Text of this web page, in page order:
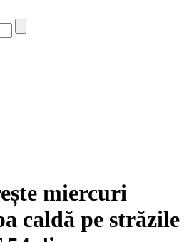
miercuri
caldă pe străzile